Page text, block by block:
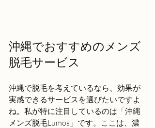
沖縄でおすすめのメンズ
脱毛サービス
沖縄で脱毛を考えているなら、効果が
実感できるサービスを選びたいですよ
ね。私が特に注目しているのは「沖縄
メンズ脱毛Lumos」です。ここは、濃